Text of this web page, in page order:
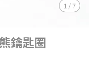
1 /7
鑰匙圈